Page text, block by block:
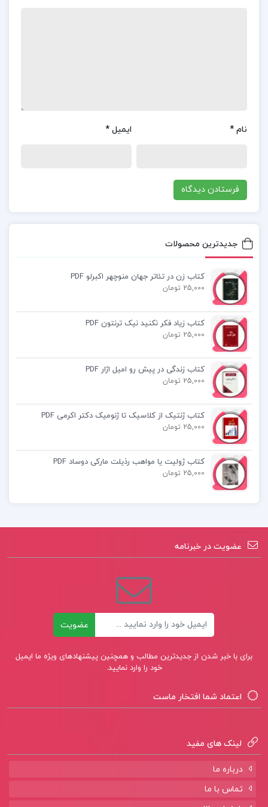
کتاب مقررات ملی ساختمان هنرستان
دانلود مقررات ملی و ضوابط عمومی ساختمان حق
اللهی
دانلود پی دی اف کتاب مقررات ملی و ضوابط عمومی
ساختمان عباس حق اللهی PDF
کتاب پیشنهادی📚
کتاب زیست شناسی سلولی و مولکولی احمد مجد
کتاب پا برهنه در پارک نیل سایمون
کتاب موزه ی بی گناهی گلناز غبرایی
نام * ایمیل *
جدیدترین محصولات
کتاب زن در تئاتر جهان منوچهر اکبرلو PDF
25,000 تومان
کتاب زیاد فکر نکنید نیک ترنتون PDF
25,000 تومان
کتاب زندگی در پیش رو امیل اژار PDF
25,000 تومان
کتاب ژنتیک از کلاسیک تا ژنومیک دکتر اکرمی PDF
25,000 تومان
کتاب ژولیت یا مواهب رذیلت مارکی دوساد PDF
25,000 تومان
عضویت در خبرنامه
عضویت
برای با خبر شدن از جدیدترین مطالب و همچنین پیشنهادهای ویژه ما ایمیل
خود را وارد نمایید.
اعتماد شما افتخار ماست
لینک های مفید
درباره ما
تماس با ما